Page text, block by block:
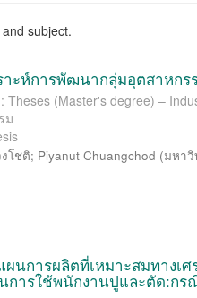
subject.
าะห์การพัฒนากลุ่มอุตสาหก
Theses (Master's degree) –
ม
โชติ; Piyanut Chuangchod (มหา
ผนการผลิตที่เหมาะสมทางเ
การใช้พนักงานปูและตัด:ก